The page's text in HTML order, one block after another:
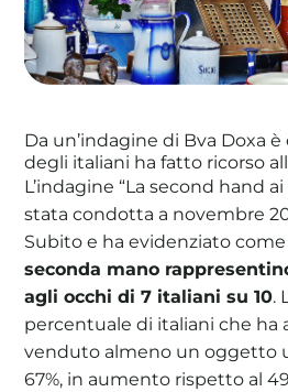
Area Soci|Aderisci a
Da un’indagine di Bva Doxa
degli italiani ha fatto ricorso
L’indagine “La second hand
stata condotta a novembre
Subito e ha evidenziato
seconda mano
agli occhi di 7 italiani su 10.
percentuale di italiani che ha
venduto almeno un oggetto
67%, in aumento rispetto al